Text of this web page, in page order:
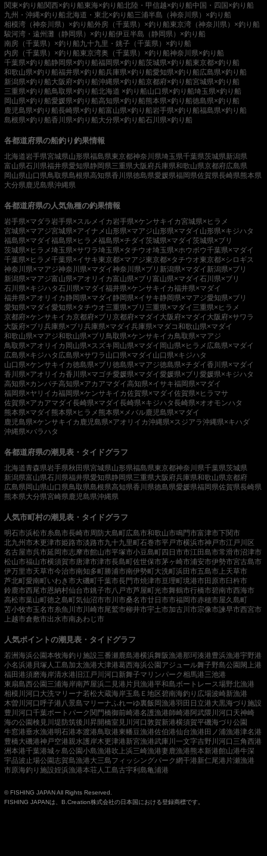
関東×釣り船関西×釣り船東海×釣り船北陸・甲信越×釣り船中国・四国×釣り船
九州・沖縄×釣り船北海道・東北×釣り船三浦半島（神奈川県）×釣り船
相模湾（神奈川県）×釣り船外房（千葉県）×釣り船東京湾（神奈川県）×釣り船
駿河湾・遠州灘（静岡県）×釣り船伊豆半島（静岡県）×釣り船
南房（千葉県）×釣り船九十九里・銚子（千葉県）×釣り船
内房（千葉県）×釣り船東京湾奥（千葉県）×釣り船神奈川県×釣り船
千葉県×釣り船静岡県×釣り船福岡県×釣り船茨城県×釣り船東京都×釣り船
和歌山県×釣り船福井県×釣り船兵庫県×釣り船愛知県×釣り船広島県×釣り船
新潟県×釣り船大阪府×釣り船沖縄県×釣り船京都府×釣り船宮城県×釣り船
三重県×釣り船鳥取県×釣り船北海道 ×釣り船山口県×釣り船埼玉県×釣り船
岡山県×釣り船愛媛県×釣り船高知県×釣り船熊本県×釣り船徳島県×釣り船
鹿児島県×釣り船長崎県×釣り船富山県×釣り船岩手県×釣り船福島県×釣り船
島根県×釣り船香川県×釣り船大分県×釣り船石川県×釣り船
各都道府県の船釣り釣果情報
北海道岩手県宮城県山形県福島県東京都神奈川県埼玉県千葉県茨城県新潟県
富山県石川県福井県愛知県静岡県三重県大阪府兵庫県和歌山県京都府広島県
岡山県山口県鳥取県島根県高知県香川県徳島県愛媛県福岡県佐賀県長崎県熊本県
大分県 鹿児島県沖縄県
各都道府県の人気魚種の釣果情報
岩手県×マダラ 岩手県×スルメイカ 岩手県×ケンサキイカ宮城県×ヒラメ
宮城県×マアジ宮城県×アイナメ 山形県×マアジ山形県×マダイ 山形県×キジハタ
福島県×マダイ福島県×ヒラメ福島県×チダイ茨城県×マダイ茨城県×ブリ
茨城県×ヒラメ埼玉県×サワラ埼玉県×タチウオ埼玉県×ホウボウ千葉県×マダイ
千葉県×ヒラメ千葉県×イサキ東京都×マアジ東京都×タチウオ東京都×シロギス
神奈川県×マアジ神奈川県×マダイ神奈川県×ブリ 新潟県×マダイ 新潟県×ブリ
新潟県×マアジ富山県×アオリイカ富山県×ブリ 富山県×マダイ石川県×ブリ
石川県×キジハタ石川県×マダイ福井県×ケンサキイカ福井県×マダイ
福井県×アオリイカ静岡県×マダイ静岡県×イサキ静岡県×マアジ愛知県×ブリ
愛知県×マダイ愛知県×タチウオ三重県×ブリ 三重県×マダイ 三重県×ヒラメ
京都府×ケンサキイカ京都府×ブリ 京都府×マダイ 大阪府×マダイ 大阪府×サワラ
大阪府×ブリ 兵庫県×ブリ 兵庫県×マダイ兵庫県×マダコ和歌山県×マダイ
和歌山県×マアジ和歌山県×ブリ 鳥取県×ケンサキイカ 鳥取県×マアジ
鳥取県×アオリイカ 岡山県×スズキ岡山県×マダイ 岡山県×ヒラメ 広島県×マダイ
広島県×キジハタ 広島県×サワラ 山口県×マダイ 山口県×キジハタ
山口県×ケンサキイカ徳島県×ブリ 徳島県×マアジ徳島県×チダイ香川県×マダイ
香川県×アオリイカ香川県×マゴチ愛媛県×マダイ愛媛県×ブリ 愛媛県×キジハタ
高知県×カンパチ高知県×アカアマダイ高知県×イサキ福岡県×マダイ
福岡県×ヤリイカ福岡県×ケンサキイカ佐賀県×マダイ佐賀県×ヒラマサ
佐賀県×アカアマダイ長崎県×マダイ長崎県×キジハタ長崎県×オオモンハタ
熊本県×マダイ 熊本県×ヒラメ 熊本県×メバル鹿児島県×マダイ
鹿児島県×ケンサキイカ 鹿児島県×アオリイカ沖縄県×スジアラ沖縄県×キハダ
沖縄県×バラハタ
各都道府県の潮見表・タイドグラフ
北海道青森県岩手県秋田県宮城県山形県福島県東京都神奈川県千葉県茨城県
新潟県富山県石川県福井県愛知県静岡県三重県大阪府兵庫県和歌山県京都府
広島県岡山県山口県鳥取県島根県高知県香川県徳島県愛媛県福岡県佐賀県長崎県
熊本県大分県宮崎県 鹿児島県沖縄県
人気市町村の潮見表・タイドグラフ
明石市浜松市糸島市長崎市周防大島町広島市和歌山市鳴門市富津市下関市
北九州市木更津市姫路市淡路市九十九里町石巻市平戸市横浜市神戸市江戸川区
名古屋市呉市延岡市志摩市館山市平塚市小豆島町四日市市江田島市常滑市沼津市
松山市福山市横須賀市唐津市津市長島町佐世保市茅ヶ崎市浦安市伊勢市宮古島市
伊万里市天草市今治市南知多町勝浦市南伊勢町大洗町浜田市五島市 上天草市
芦北町愛南町いわき市大磯町千葉市長門市焼津市亘理町境港市田原市臼杵市
鈴鹿市西尾市恩納村仙台市銚子市八戸市芦屋町光市舞鶴市行橋市碧南市西海市
高松市葉山町徳之島町気仙沼市市川市桑名市廿日市市福岡市赤穂市屋久島町
苫小牧市玉名市糸魚川市 川崎市尾鷲市柳井市宇土市加古川市宗像市諫早市西宮市
上越市倉敷市出水市南あわじ市
人気ポイントの潮見表・タイドグラフ
若洲海浜公園本牧海釣り施設三番瀬 鹿島港横浜舞阪漁港那珂湊港豊浜漁港宇野港
小名浜港 貝塚人工島加太漁港大津港葛西海浜公園アジュール舞子野島公園閖上港
福田港須磨海岸清水港 旧江戸川河口 新舞子マリンパーク相馬港三池港
東扇島西公園三浦海岸南芦屋浜二見港 片貝漁港平和島ボートレース場野北漁港
相模川河口 大洗マリーナ若松大蔵海岸玉島Ｅ地区碧南海釣り広場波崎新漁港
木曽川河口呼子港 八景島マリーナふれーゆ裏飯岡漁港羽田 日立港大黒海づり施設
豊川河口千葉ポートパーク関門橋御前崎港名護漁港師崎港阿武隈川河口 天神崎
海の公園検見川堤防筑後川昇開橋室見川河口敦賀新港横須賀平磯海づり公園
牛窓港垂水漁港明石港本渡港鳥取港東幡豆漁港佐伯港仙台漁港田ノ浦漁港津名港
豊橋大磯港神戸空港親水護岸木更津港新宮漁港武庫川一文字吉野川河口 三角西港
洲本港千葉港城ヶ島公園小島漁港吹上浜三崎漁港妻鹿漁港熊本新港館山港牛深
宇品波止場公園志賀島漁港大三島フィッシングパーク網干港新仁尾港 片瀬漁港
市原海釣り施設姪浜漁港本荘人工島古宇利島亀浦港
© FISHING JAPAN All Rights Reserved.
FISHING JAPANは、B.Creation株式会社の日本国における登録商標です。